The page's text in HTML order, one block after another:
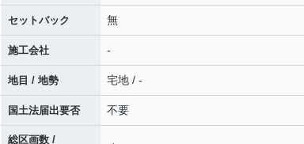
セットバック 無
施工会社 -
地目 / 地勢 宅地 / -
国土法届出要否 不要
総区画数 /